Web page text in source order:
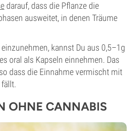
darauf, dass die Pflanze die
ausweitet, in denen Träume
kannst Du aus 0,5–1g
oral als Kapseln einnehmen. Das
dass die Einnahme vermischt mit
OHNE CANNABIS